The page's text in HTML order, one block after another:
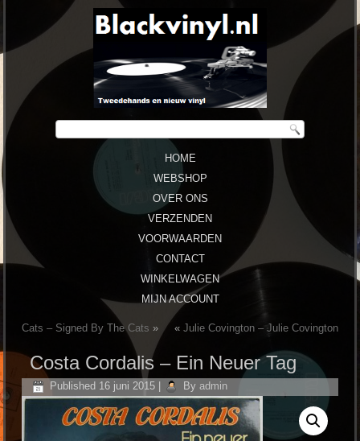
HOME
WEBSHOP
OVER ONS
VERZENDEN
VOORWAARDEN
CONTACT
WINKELWAGEN
MIJN ACCOUNT
Cats ‎– Signed By The Cats » « Julie Covington – Julie Covington
Costa Cordalis – Ein Neuer Tag
Published 16 juni 2015 By admin